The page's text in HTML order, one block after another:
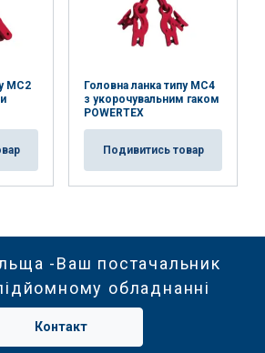
MC2
Головна ланка типу MC4
з укорочувальним гаком
POWERTEX
Подивитись товар
-Ваш постачальник
обладнанні
Контакт